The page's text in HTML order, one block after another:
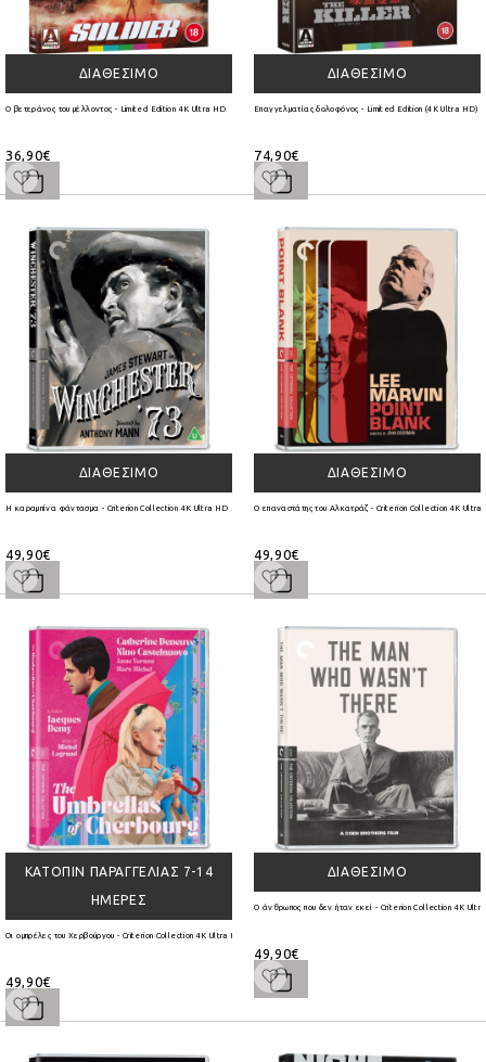
ΔΙΑΘΈΣΙΜΟ
Ο βετεράνος του μέλλοντος - Limited Edition 4K Ultra HD
36,90€
ΔΙΑΘΈΣΙΜΟ
Επαγγελματίας δολοφόνος - Limited Edition (4K Ultra HD)
74,90€
ΔΙΑΘΈΣΙΜΟ
Η καραμπίνα φάντασμα - Criterion Collection 4K Ultra HD + Blu-Ray
49,90€
ΔΙΑΘΈΣΙΜΟ
Ο επαναστάτης του Αλκατράζ - Criterion Collection 4K
49,90€
ΚΑΤΌΠΙΝ ΠΑΡΑΓΓΕΛΊΑΣ 7-14
ΗΜΈΡΕΣ
Οι ομπρέλες του Χερβούργου - Criterion Collection 4K Ultra HD
49,90€
ΔΙΑΘΈΣΙΜΟ
Ο άνθρωπος που δεν ήταν εκεί - Criterion Collection 4K
49,90€